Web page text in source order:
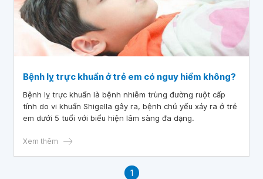
Bệnh lỵ trực khuẩn ở trẻ em có nguy hiểm không?
Bệnh lỵ trực khuẩn là bệnh nhiễm trùng đường ruột cấp
tính do vi khuẩn Shigella gây ra, bệnh chủ yếu xảy ra ở trẻ
em dưới 5 tuổi với biểu hiện lâm sàng đa dạng.
Xem thêm
1